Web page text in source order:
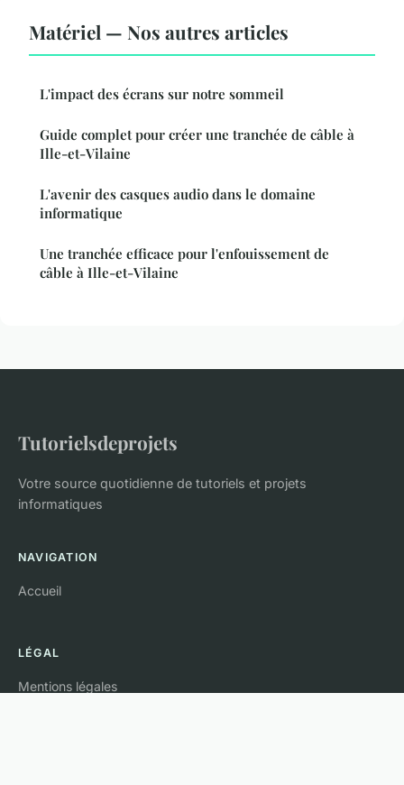
Matériel — Nos autres articles
L'impact des écrans sur notre sommeil
Guide complet pour créer une tranchée de câble à
Ille-et-Vilaine
L'avenir des casques audio dans le domaine
informatique
Une tranchée efficace pour l'enfouissement de
câble à Ille-et-Vilaine
Tutorielsdeprojets
Votre source quotidienne de tutoriels et projets
informatiques
NAVIGATION
Accueil
LÉGAL
Mentions légales